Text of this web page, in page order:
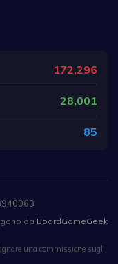
172,296
28,001
85
da BoardGameGeek
una commissione sugli